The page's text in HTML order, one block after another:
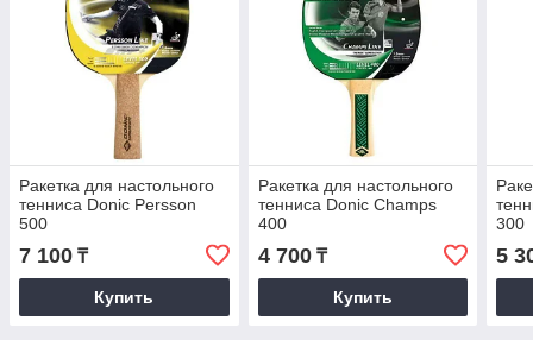
Ракетка для настольного
тенниса Donic Persson
500
7 100 ₸
Купить
Ракетка для настольного
тенниса Donic Champs
400
4 700₸
Купить
300
5